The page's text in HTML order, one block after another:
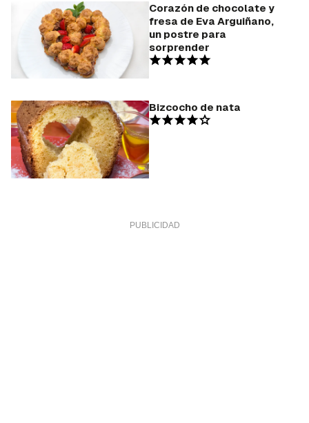
Corazón de chocolate y
fresa de Eva Arguiñano,
un postre para
sorprender
Bizcocho de nata